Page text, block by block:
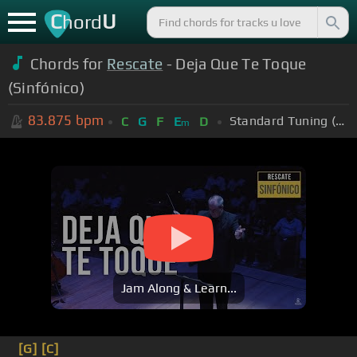
ChordU
Chords for Rescate - Deja Que Te Toque
(Sinfónico)
83.875 bpm C G F Em D Standard Tuning (EADGBE)
Jam Along & Learn...
[G] [C]